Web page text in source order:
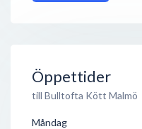
Öppettider
till Bulltofta Kött Malmö
Måndag